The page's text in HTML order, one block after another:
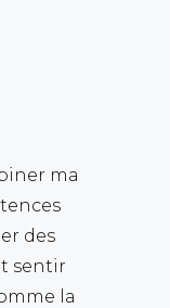
ma
des
sentir
la